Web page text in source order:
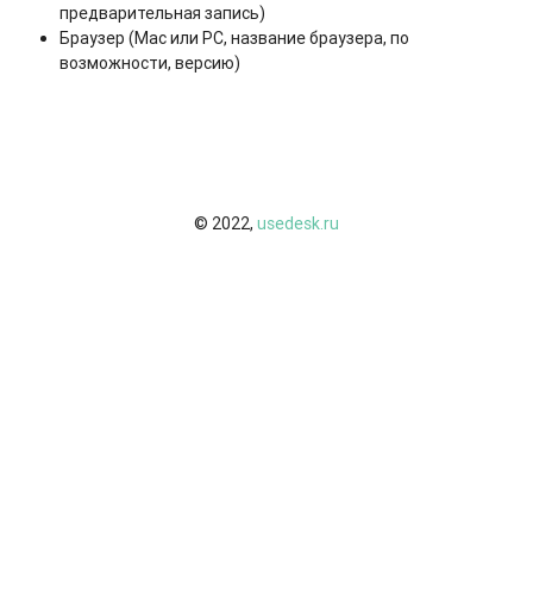
предварительная запись)
Браузер (Mac или PC, название браузера, по
возможности, версию)
© 2022, usedesk.ru